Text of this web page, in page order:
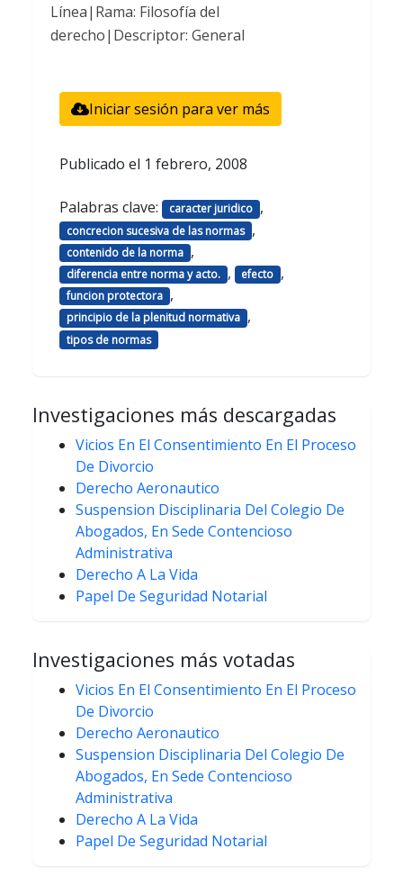
Línea|Rama: Filosofía del
derecho|Descriptor: General
Iniciar sesión para ver más
Publicado el 1 febrero, 2008
Palabras clave: caracter juridico ,
concrecion sucesiva de las normas ,
contenido de la norma ,
diferencia entre norma y acto. , efecto ,
funcion protectora ,
principio de la plenitud normativa ,
tipos de normas
Investigaciones más descargadas
Vicios En El Consentimiento En El Proceso
De Divorcio
Derecho Aeronautico
Suspension Disciplinaria Del Colegio De
Abogados, En Sede Contencioso
Administrativa
Derecho A La Vida
Papel De Seguridad Notarial
Investigaciones más votadas
Vicios En El Consentimiento En El Proceso
De Divorcio
Derecho Aeronautico
Suspension Disciplinaria Del Colegio De
Abogados, En Sede Contencioso
Administrativa
Derecho A La Vida
Papel De Seguridad Notarial